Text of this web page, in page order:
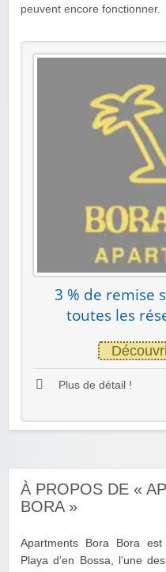
peuvent encore fonctionner.
3 % de remise
toutes les
Plus de détail !
À PROPOS DE «
BORA »
Apartments Bora Bora
Playa d’en Bossa, l’une